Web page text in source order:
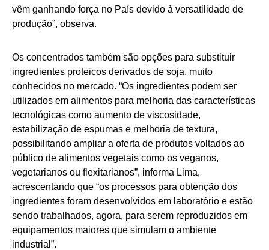
vêm ganhando força no País devido à versatilidade de
produção”, observa.
Os concentrados também são opções para substituir
ingredientes proteicos derivados de soja, muito
conhecidos no mercado. “Os ingredientes podem ser
utilizados em alimentos para melhoria das características
tecnológicas como aumento de viscosidade,
estabilização de espumas e melhoria de textura,
possibilitando ampliar a oferta de produtos voltados ao
público de alimentos vegetais como os veganos,
vegetarianos ou flexitarianos”, informa Lima,
acrescentando que “os processos para obtenção dos
ingredientes foram desenvolvidos em laboratório e estão
sendo trabalhados, agora, para serem reproduzidos em
equipamentos maiores que simulam o ambiente
industrial”.